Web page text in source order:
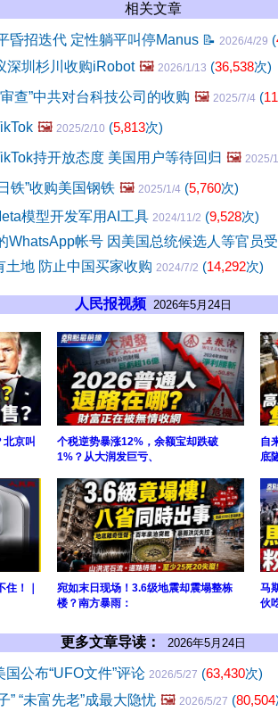
相关文章
昏招迭代 定性躺平叫停Manus 📝 2026/4/29 (
深圳杉川收购iRobot 🖼️ 2026/1/13 (36,538次)
查”中共对台科技公司的收购 🖼️ 2025/7/4 (
🖼️ 2025/2/10 (5,813次)
持开放态度 美国用户等待回归 🖼️ 2025/
铁”收购美国钢铁 🖼️ 2025/1/4 (5,760次)
模型开发军用AI工具 2024/11/2 (9,528次)
WhatsApp帐号 因美国总统候选人等官员
地 防止中国买家收购 2024/7/2 (14,292次)
人民报视频 2026年5月24日
京叫
个税逆势暴涨12%，余额宝却跌破
1%？从大润发巨亏、
自
底
！｜
宛如末日现场！3.6级地震却震塌整栋
楼？南方暴雨：
马
伙
更多文章导读： 2026年5月24日
公布“UFO文件”评论 2026/5/27 (63,430次)
” “未富先老”成最大隐忧 🖼️ 2026/5/27 (80,504